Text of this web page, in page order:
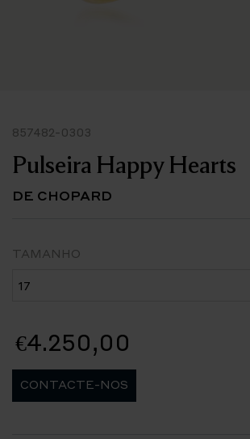
857482-0303
Pulseira Happy Hearts
DE CHOPARD
TAMANHO
€4.250,00
CONTACTE-NOS